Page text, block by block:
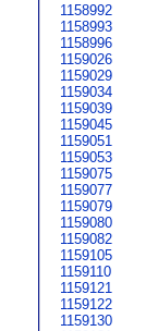
1158992
1158993
1158996
1159026
1159029
1159034
1159039
1159045
1159051
1159053
1159075
1159077
1159079
1159080
1159082
1159105
1159110
1159121
1159122
1159130